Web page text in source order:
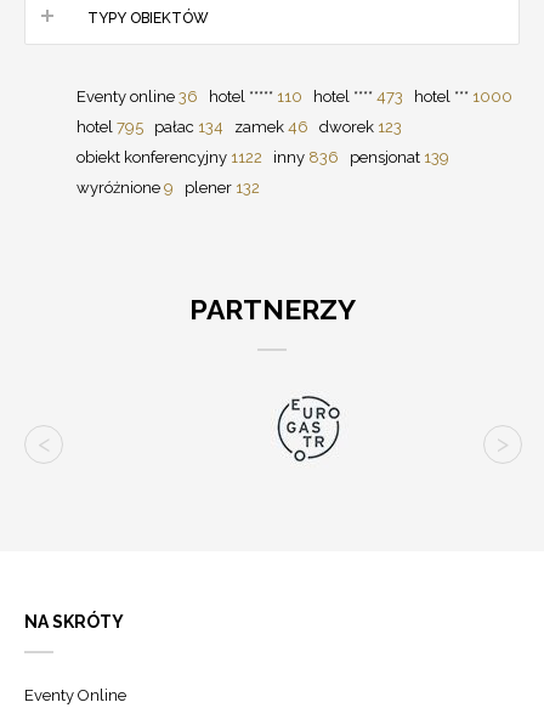
TYPY OBIEKTÓW
Eventy online 36 hotel ***** 110 hotel **** 473 hotel *** 1000
hotel 795 pałac 134 zamek 46 dworek 123
obiekt konferencyjny 1122 inny 836 pensjonat 139
wyróżnione 9 plener 132
PARTNERZY
NA SKRÓTY
Eventy Online